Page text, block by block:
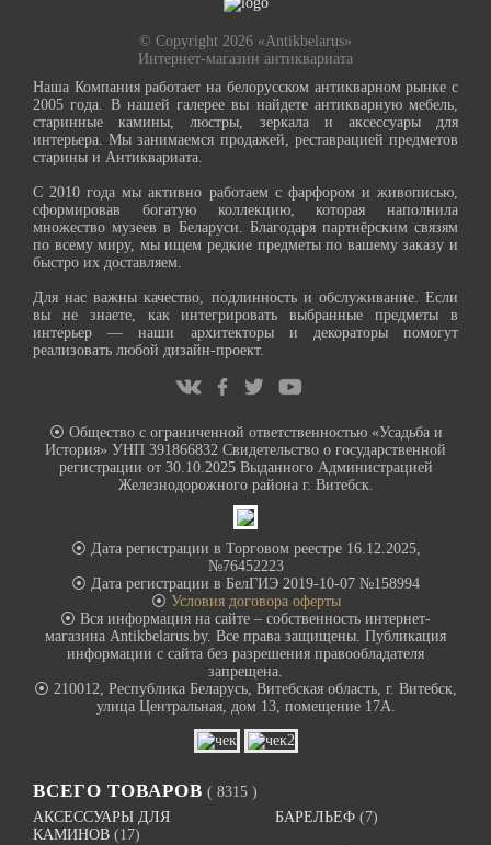
© Copyright 2026 «Antikbelarus»
Интернет-магазин антиквариата
Наша Компания работает на белорусском антикварном рынке с
2005 года. В нашей галерее вы найдете антикварную мебель,
старинные камины, люстры, зеркала и аксессуары для
интерьера. Мы занимаемся продажей, реставрацией предметов
старины и Антиквариата.
С 2010 года мы активно работаем с фарфором и живописью,
сформировав богатую коллекцию, которая наполнила
множество музеев в Беларуси. Благодаря партнёрским связям
по всему миру, мы ищем редкие предметы по вашему заказу и
быстро их доставляем.
Для нас важны качество, подлинность и обслуживание. Если
вы не знаете, как интегрировать выбранные предметы в
интерьер — наши архитекторы и декораторы помогут
реализовать любой дизайн-проект.
⦿ Общество с ограниченной ответственностью «Усадьба и
История» УНП 391866832 Свидетельство о государственной
регистрации от 30.10.2025 Выданного Администрацией
Железнодорожного района г. Витебск.
⦿ Дата регистрации в Торговом реестре 16.12.2025,
№76452223
⦿ Дата регистрации в БелГИЭ 2019-10-07 №158994
⦿ Условия договора оферты
⦿ Вся информация на сайте – собственность интернет-
магазина Antikbelarus.by. Все права защищены. Публикация
информации с сайта без разрешения правообладателя
запрещена.
⦿ 210012, Республика Беларусь, Витебская область, г. Витебск,
улица Центральная, дом 13, помещение 17А.
ВСЕГО ТОВАРОВ ( 8315 )
АКСЕССУАРЫ ДЛЯ
КАМИНОВ (17)
БАРЕЛЬЕФ (7)